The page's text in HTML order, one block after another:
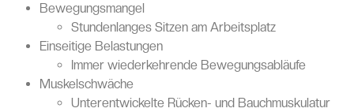
Bewegungsmangel
Stundenlanges Sitzen am Arbeitsplatz
Einseitige Belastungen
Immer wiederkehrende Bewegungsabläufe
Muskelschwäche
Unterentwickelte Rücken- und Bauchmuskulatur